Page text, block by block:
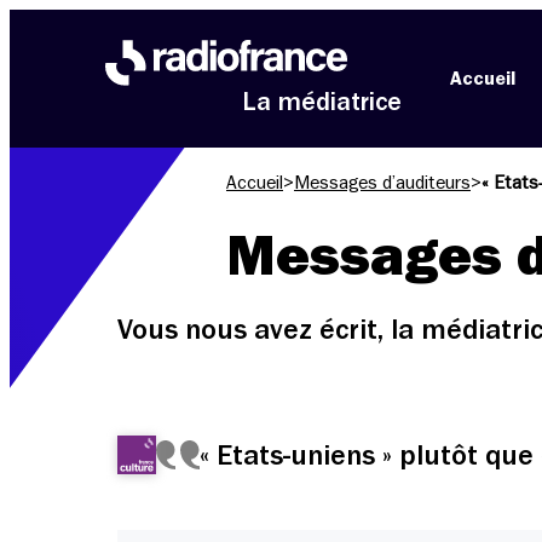
La médiatrice
Accueil
Accueil > Messages d’auditeurs>«
Messages
Vous nous avez écrit, la
« Etats-uniens » plutôt que